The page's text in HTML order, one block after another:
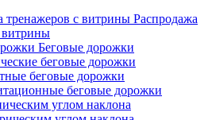
Распродажа
витрины
Беговые дорожки
беговые дорожки
беговые дорожки
беговые дорожки
углом наклона